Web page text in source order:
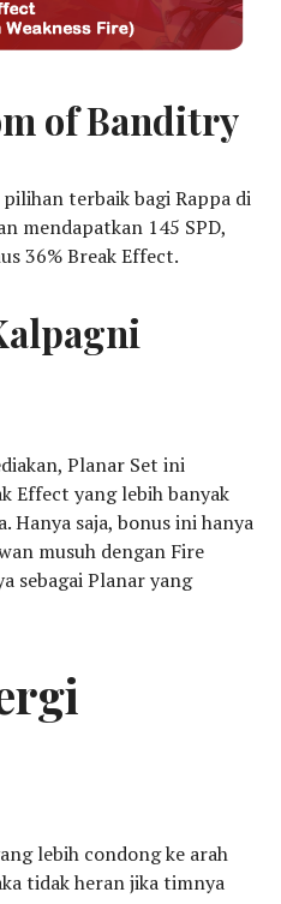
of Banditry
terbaik bagi Rappa di
mendapatkan 145 SPD,
36% Break Effect.
Planar Set ini
Effect yang lebih banyak
Hanya saja, bonus ini hanya
musuh dengan Fire
sebagai Planar yang
lebih condong ke arah
tidak heran jika timnya